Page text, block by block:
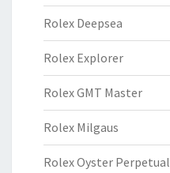
Rolex Deepsea
Rolex Explorer
Rolex GMT Master
Rolex Milgaus
Rolex Oyster Perpetual